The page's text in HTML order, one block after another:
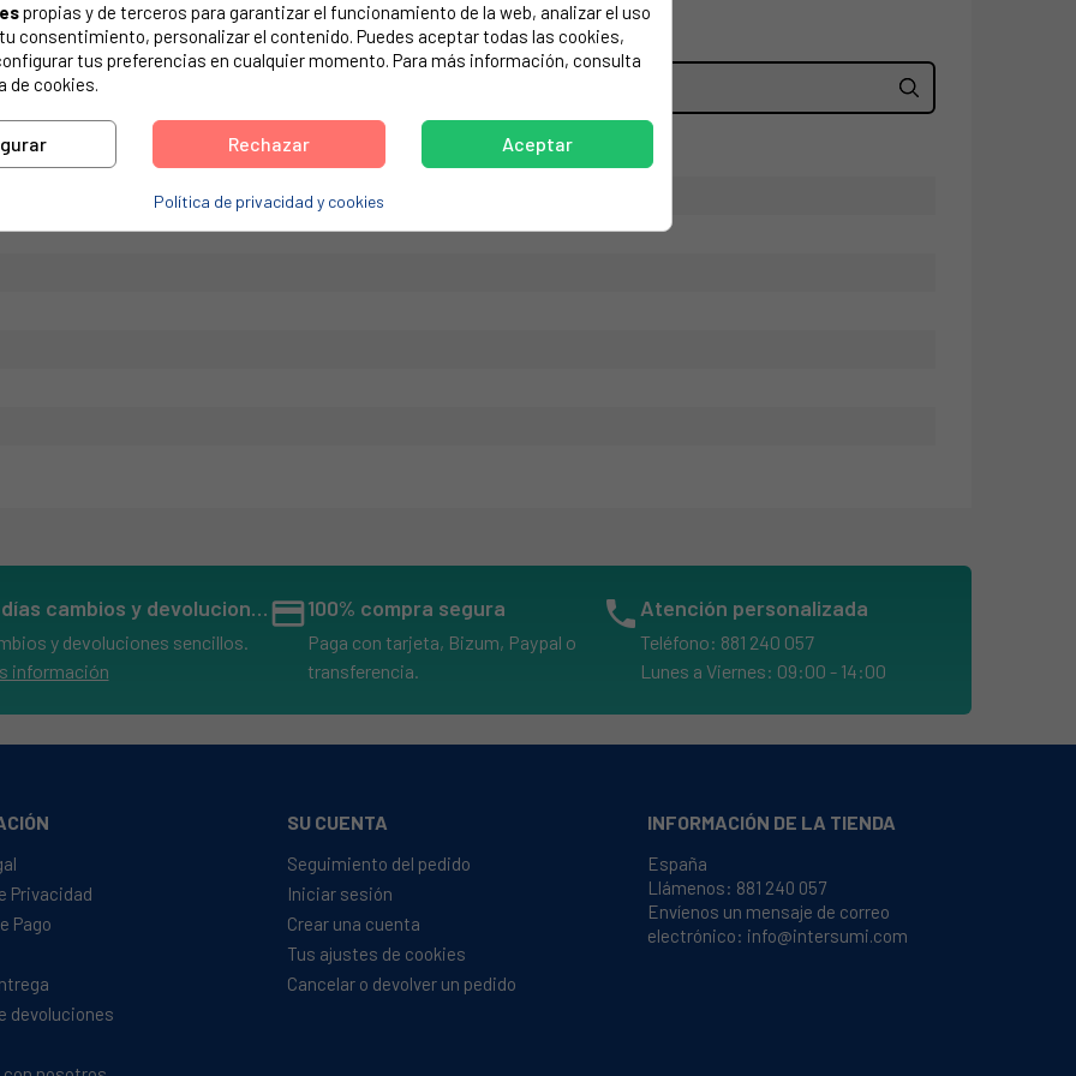
tu electrodoméstico. Suele estar formado por números y letras.
14 días cambios y devoluciones
y devoluciones sencillos.
información
credit_card100% compra segura
Paga con tarjeta, Bizum, Paypal o
transferencia.
phone Atención personalizada
Teléfono: 881 240 057
Lunes a Viernes: 09:00 - 14:00
Privacidad
Pago
devoluciones
SU CUENTA
Seguimiento del pedido
Iniciar sesión
Crear una cuenta
Tus ajustes de cookies
Cancelar o devolver un pedido
INFORMACIÓN DE LA TIENDA
España
Llámenos: 881 240 057
Envíenos un mensaje de correo
electrónico: info@intersumi.com
propias y de terceros para garantizar el funcionamiento de la web, analizar el uso
consentimiento, personalizar el contenido. Puedes aceptar todas las cookies,
tus preferencias en cualquier momento. Para más información, consulta
de cookies.
Rechazar Aceptar
Política de privacidad y cookies